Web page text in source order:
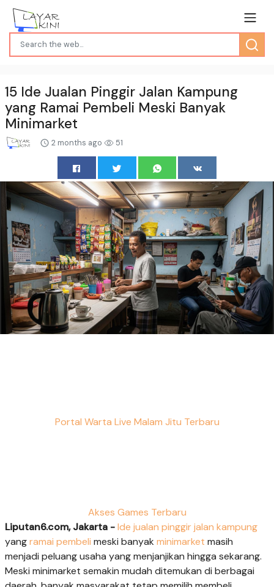
15 Ide Jualan Pinggir Jalan Kampung
yang Ramai Pembeli Meski Banyak
Minimarket
2 months ago 51
Portal Warta Live Malam Jitu Terbaru
Akses Games Terbaru
Liputan6.com, Jakarta -Ide jualan pinggir jalan kampung
yangramai pembeli meski banyak minimarket masih
menjadi peluang usaha yang menjanjikan hingga sekarang.
Meski minimarket semakin mudah ditemukan di berbagai